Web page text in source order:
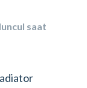
saat